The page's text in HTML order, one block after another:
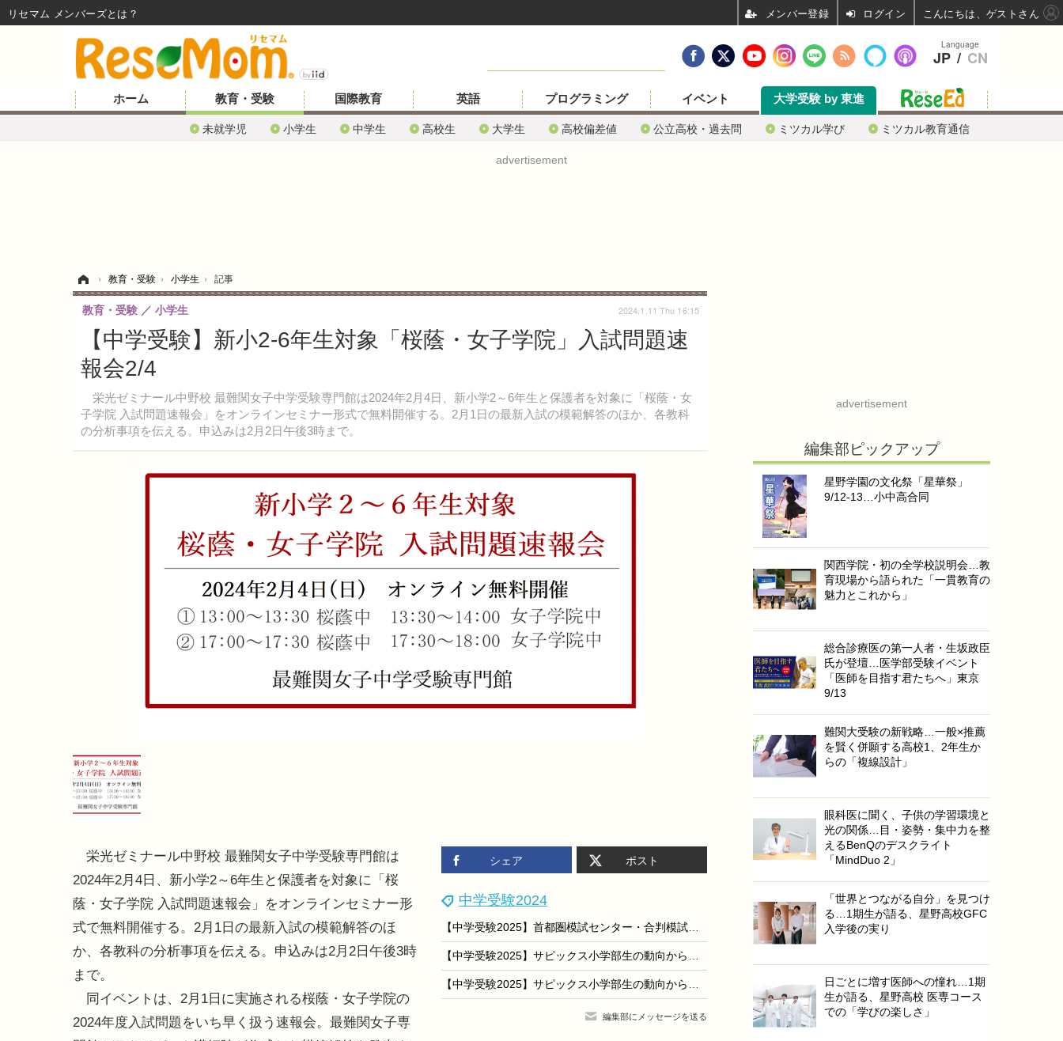
ホーム 教育・受験
未就学児 小学生 中学生 高校生 大学生 高校偏差値 公立高校・過去問 ミツカル学び ミツカル教育通信
国際教育 英語 プログラミング イベント 大学受験 by 東進
advertisement
› 教育・受験 › 小学生 › 記事
【中学受験】新小2-6年生対象「桜蔭・女子学院」入試問題速
報会2/4
栄光ゼミナール中野校 最難関女子中学受験専門館は2024年2月4日、新小学2～6年生と保護者を対象に「桜蔭・女
子学院 入試問題速報会」をオンラインセミナー形式で無料開催する。2月1日の最新入試の模範解答のほか、各教科
の分析事項を伝える。申込みは2月2日午後3時まで。
教育・受験 小学生 2024.1.11 Thu 16:15
シェア ポスト
中学受験2024
【中学受験2025】首都圏模試センター・合判模試の受験者動向からみる「併願パターン」
【中学受験2025】サピックス小学部生の動向からみる「主要志望校別・併願パターン」（女子版）
【中学受験2025】サピックス小学部生の動向からみる「主要志望校別・併願パターン」（男子版）
編集部にメッセージを送る
栄光ゼミナール中野校 最難関女子中学受験専門館は
2024年2月4日、新小学2～6年生と保護者を対象に「桜
蔭・女子学院 入試問題速報会」をオンラインセミナー形
式で無料開催する。2月1日の最新入試の模範解答のほ
か、各教科の分析事項を伝える。申込みは2月2日午後3時
まで。
同イベントは、2月1日に実施される桜蔭・女子学院の
2024年度入試問題をいち早く扱う速報会。最難関女子専
advertisement
編集部ピックアップ
星野学園の文化祭「星華祭」
9/12-13…小中高合同
関西学院・初の全学校説明会…教
育現場から語られた「一貫教育の
魅力とこれから」
総合診療医の第一人者・生坂政臣
氏が登壇…医学部受験イベント
「医師を目指す君たちへ」東京
9/13
難関大受験の新戦略…一般×推薦
を賢く併願する高校1、2年生か
らの「複線設計」
眼科医に聞く、子供の学習環境と
光の関係…目・姿勢・集中力を整
えるBenQのデスクライト
「MindDuo 2」
「世界とつながる自分」を見つけ
る…1期生が語る、星野高校GFC
入学後の実り
日ごとに増す医師への憧れ…1期
生が語る、星野高校 医専コース
での「学びの楽しさ」
Language
JP / CN
リセマム メンバーズ ログイン こんにちは、ゲストさん